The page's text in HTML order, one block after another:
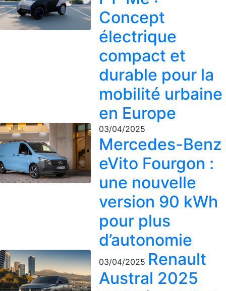
Concept
électrique
compact et
durable pour la
mobilité urbaine
en Europe
03/04/2025
Mercedes-Benz
eVito Fourgon :
une nouvelle
version 90 kWh
pour plus
d’autonomie
03/04/2025 Renault
Austral 2025